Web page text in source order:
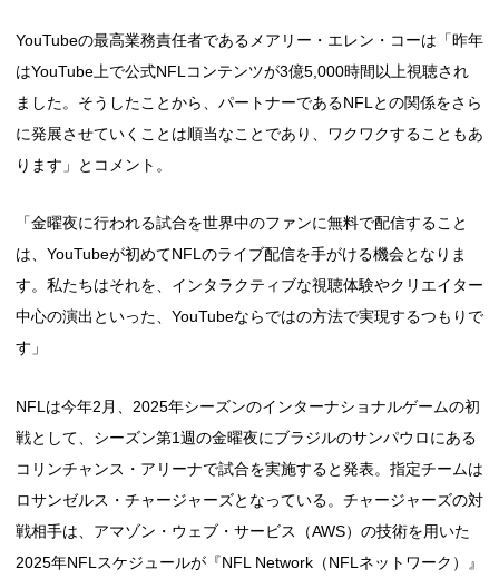
YouTubeの最高業務責任者であるメアリー・エレン・コーは「昨年
はYouTube上で公式NFLコンテンツが3億5,000時間以上視聴され
ました。そうしたことから、パートナーであるNFLとの関係をさら
に発展させていくことは順当なことであり、ワクワクすることもあ
ります」とコメント。
「金曜夜に行われる試合を世界中のファンに無料で配信すること
は、YouTubeが初めてNFLのライブ配信を手がける機会となりま
す。私たちはそれを、インタラクティブな視聴体験やクリエイター
中心の演出といった、YouTubeならではの方法で実現するつもりで
す」
NFLは今年2月、2025年シーズンのインターナショナルゲームの初
戦として、シーズン第1週の金曜夜にブラジルのサンパウロにある
コリンチャンス・アリーナで試合を実施すると発表。指定チームは
ロサンゼルス・チャージャーズとなっている。チャージャーズの対
戦相手は、アマゾン・ウェブ・サービス（AWS）の技術を用いた
2025年NFLスケジュールが『NFL Network（NFLネットワーク）』